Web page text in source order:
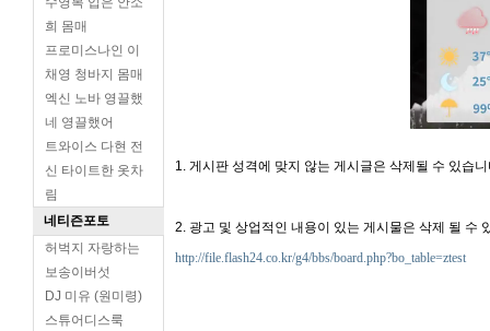
희 몸매
프로미스나인 이
채영 청바지 몸매
엑신 노바 영끌했
네 영끌했어
트와이스 다현 전
신 타이트한 옷차
림
네티즌포토
허벅지 자랑하는
보송이버섯
DJ 미유 (원미령)
스튜어디스룩
1. 게시판 성격에 맞지 않는 게시글은 삭제될 수 있습
2. 광고 및 상업적인 내용이 있는 게시물은 삭제 될 수
http://file.flash24.co.kr/g4/bbs/board.php?bo_table=ztest